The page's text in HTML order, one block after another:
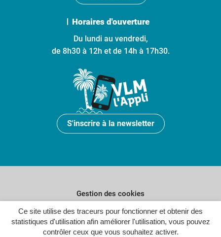
Ce site utilise des traceurs pour fonctionner et obtenir des
statistiques d'utilisation afin améliorer l'utilisation, vous pouvez
contrôler ceux que vous souhaitez activer.
Horaires d'ouverture
Du lundi au vendredi,
de 8h30 à 12h et de 14h à 17h30.
S'inscrire à la newsletter
Gestion des cookies
Plan du site
Politique de confidentialité